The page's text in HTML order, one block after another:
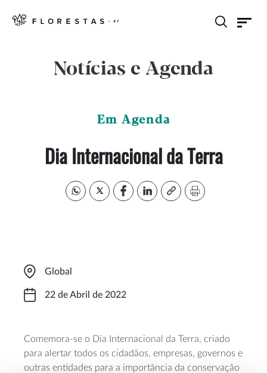
Notícias e Agenda
Em Agenda
Dia Internacional da Terra
Global
22 de Abril de 2022
Comemora-se o Dia Internacional da Terra, criado
para alertar todos os cidadãos, empresas, governos e
outras entidades para a importância da conservação